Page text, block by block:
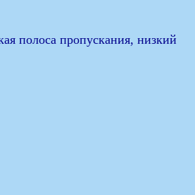
полоса пропускания, низкий